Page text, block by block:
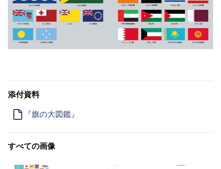
添付資料
『旗の大図鑑』
すべての画像